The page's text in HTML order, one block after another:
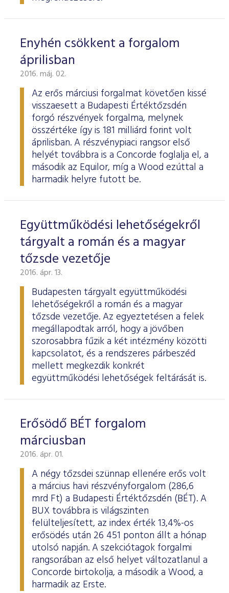
Enyhén csökkent a forgalom
áprilisban
2016. máj. 02.
Az erős márciusi forgalmat követően kissé
visszaesett a Budapesti Értéktőzsdén
forgó részvények forgalma, melynek
összértéke így is 181 milliárd forint volt
áprilisban. A részvénypiaci rangsor első
helyét továbbra is a Concorde foglalja el, a
második az Equilor, míg a Wood ezúttal a
harmadik helyre futott be.
Együttműködési lehetőségekről
tárgyalt a román és a magyar
tőzsde vezetője
2016. ápr. 13.
Budapesten tárgyalt együttműködési
lehetőségekről a román és a magyar
tőzsde vezetője. Az egyeztetésen a felek
megállapodtak arról, hogy a jövőben
szorosabbra fűzik a két intézmény közötti
kapcsolatot, és a rendszeres párbeszéd
mellett megkezdik konkrét
együttműködési lehetőségek feltárását is.
Erősödő BÉT forgalom
márciusban
2016. ápr. 01.
A négy tőzsdei szünnap ellenére erős volt
a március havi részvényforgalom (286,6
mrd Ft) a Budapesti Értéktőzsdén (BÉT). A
BUX továbbra is világszinten
felülteljesített, az index érték 13,4%-os
erősödés után 26 451 ponton állt a hónap
utolsó napján. A szekciótagok forgalmi
rangsorában az első helyet változatlanul a
Concorde birtokolja, a második a Wood, a
harmadik az Erste.